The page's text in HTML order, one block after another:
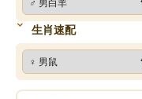
生肖速配